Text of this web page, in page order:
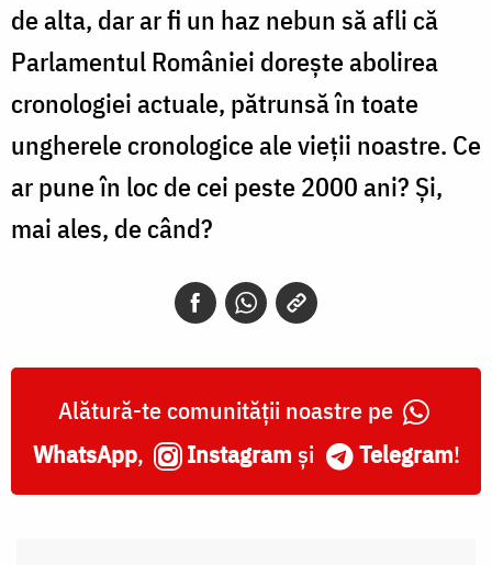
de alta, dar ar fi un haz nebun să afli că
Parlamentul României dorește abolirea
cronologiei actuale, pătrunsă în toate
ungherele cronologice ale vieții noastre. Ce
ar pune în loc de cei peste 2000 ani? Și,
mai ales, de când?
Alătură-te comunității noastre pe
WhatsApp, Instagram și Telegram!